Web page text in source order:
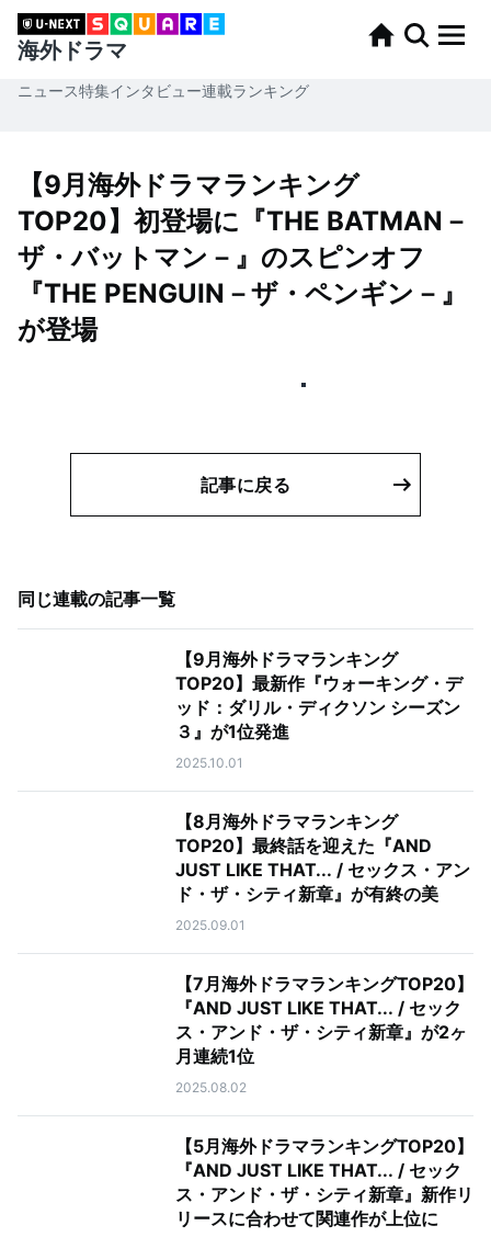
海外ドラマ
ニュース特集インタビュー連載ランキング
【9月海外ドラマランキング
TOP20】初登場に『THE BATMAN－
ザ・バットマン－』のスピンオフ
『THE PENGUIN－ザ・ペンギン－』
が登場
記事に戻る
同じ連載の記事一覧
【9月海外ドラマランキング
TOP20】最新作『ウォーキング・デ
ッド：ダリル・ディクソン シーズン
３』が1位発進
2025.10.01
【8月海外ドラマランキング
TOP20】最終話を迎えた『AND
JUST LIKE THAT... / セックス・アン
ド・ザ・シティ新章』が有終の美
2025.09.01
【7月海外ドラマランキングTOP20】
『AND JUST LIKE THAT... / セック
ス・アンド・ザ・シティ新章』が2ヶ
月連続1位
2025.08.02
【5月海外ドラマランキングTOP20】
『AND JUST LIKE THAT... / セック
ス・アンド・ザ・シティ新章』新作リ
リースに合わせて関連作が上位に